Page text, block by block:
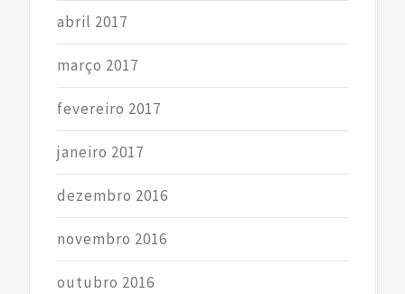
abril 2017
março 2017
fevereiro 2017
janeiro 2017
dezembro 2016
novembro 2016
outubro 2016